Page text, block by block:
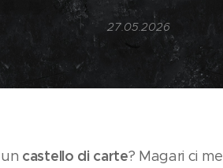
27.05.2026
castello di carte? Magari ci